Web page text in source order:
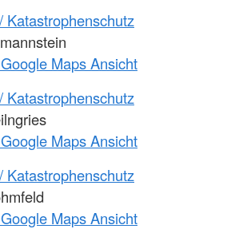
Katastrophenschutz
Maps Ansicht
Katastrophenschutz
Maps Ansicht
Katastrophenschutz
Maps Ansicht